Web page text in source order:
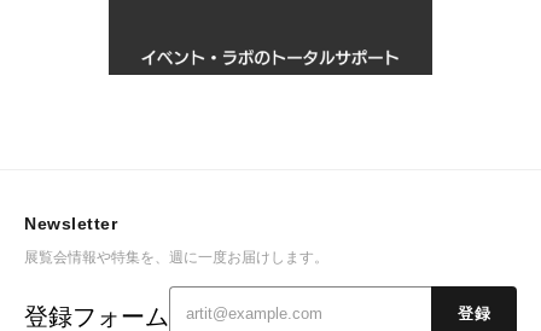
Newsletter
展覧会情報や特集を、週に一度お届けします。
登録フォーム 登録